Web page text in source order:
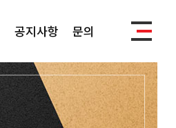
공지사항 문의